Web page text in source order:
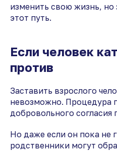
изменить свою жизнь, но
этот путь.
Если человек
против
Заставить взрослого
невозможно. Процедура
добровольного согласия
Но даже если он пока не
родственники могут